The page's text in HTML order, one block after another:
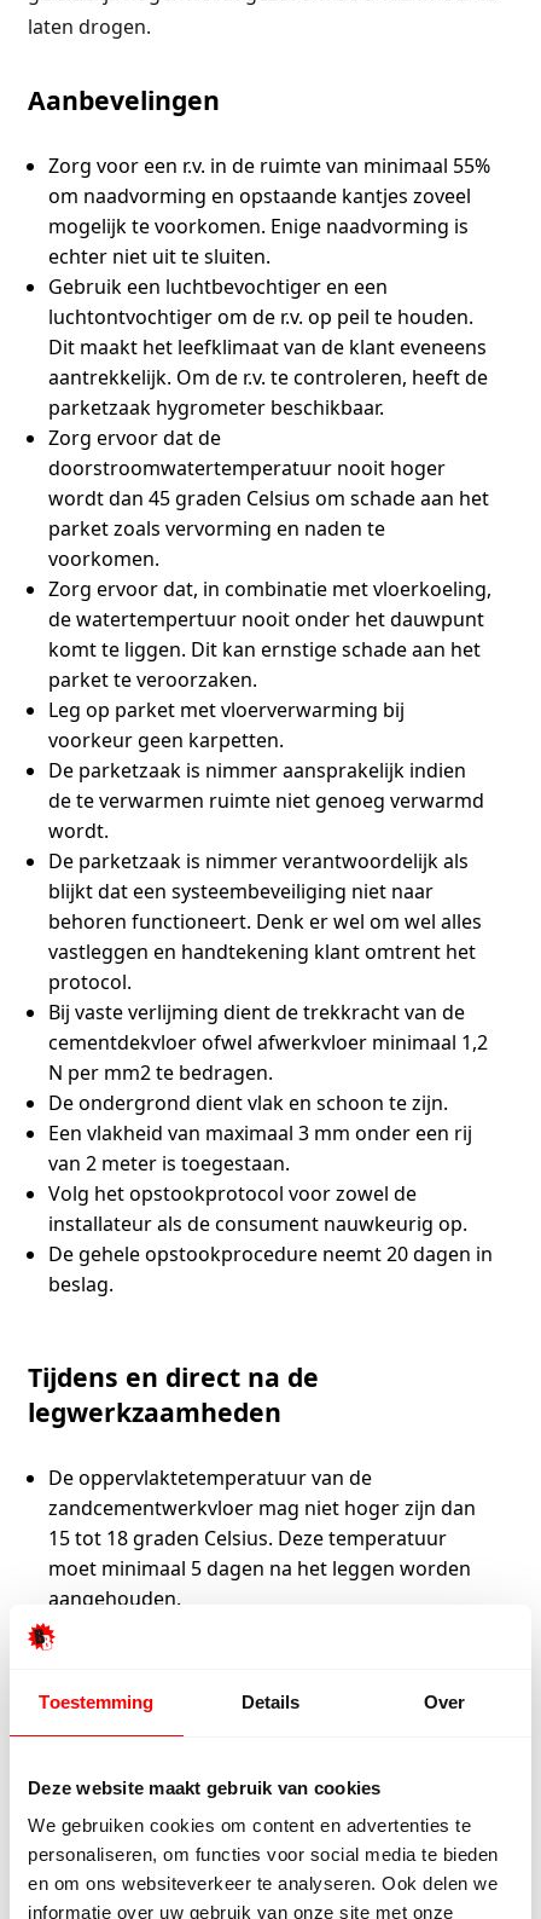
Toestemming Details Over
Deze website maakt gebruik van cookies
We gebruiken cookies om content en advertenties te
personaliseren, om functies voor social media te bieden
en om ons websiteverkeer te analyseren. Ook delen we
informatie over uw gebruik van onze site met onze
laten drogen.
Aanbevelingen
Zorg voor een r.v. in de ruimte van minimaal 55%
om naadvorming en opstaande kantjes zoveel
mogelijk te voorkomen. Enige naadvorming is
echter niet uit te sluiten.
Gebruik een luchtbevochtiger en een
luchtontvochtiger om de r.v. op peil te houden.
Dit maakt het leefklimaat van de klant eveneens
aantrekkelijk. Om de r.v. te controleren, heeft de
parketzaak hygrometer beschikbaar.
Zorg ervoor dat de
doorstroomwatertemperatuur nooit hoger
wordt dan 45 graden Celsius om schade aan het
parket zoals vervorming en naden te
voorkomen.
Zorg ervoor dat, in combinatie met vloerkoeling,
de watertempertuur nooit onder het dauwpunt
komt te liggen. Dit kan ernstige schade aan het
parket te veroorzaken.
Leg op parket met vloerverwarming bij
voorkeur geen karpetten.
De parketzaak is nimmer aansprakelijk indien
de te verwarmen ruimte niet genoeg verwarmd
wordt.
De parketzaak is nimmer verantwoordelijk als
blijkt dat een systeembeveiliging niet naar
behoren functioneert. Denk er wel om wel alles
vastleggen en handtekening klant omtrent het
protocol.
Bij vaste verlijming dient de trekkracht van de
cementdekvloer ofwel afwerkvloer minimaal 1,2
N per mm2 te bedragen.
De ondergrond dient vlak en schoon te zijn.
Een vlakheid van maximaal 3 mm onder een rij
van 2 meter is toegestaan.
Volg het opstookprotocol voor zowel de
installateur als de consument nauwkeurig op.
De gehele opstookprocedure neemt 20 dagen in
beslag.
Tijdens en direct na de
legwerkzaamheden
De oppervlaktetemperatuur van de
zandcementwerkvloer mag niet hoger zijn dan
15 tot 18 graden Celsius. Deze temperatuur
moet minimaal 5 dagen na het leggen worden
aangehouden.
Daarna kan de temperatuur langzaam worden
opgevoerd (1 á 2 graden Celsius per dag).
Indien je de vloerverwarming in de toekomst
hoger of lager wilt zetten, dien je de
langzaam te laten dalen (1 á 2 graden Celsius
Condities tijdens de installatie van de